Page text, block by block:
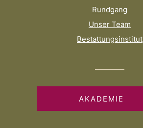
Rundgang
Unser Team
Bestattungsinstitut
AKADEMIE